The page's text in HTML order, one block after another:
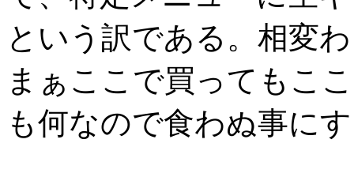
という訳である。相変
まぁここで買ってもこ
も何なので食わぬ事に